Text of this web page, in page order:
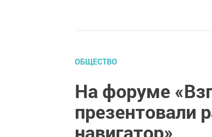
ОБЩЕСТВО
На форуме
презентовали
навигатор»